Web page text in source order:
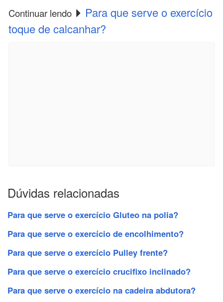
Continuar lendo
Para que serve o exercício
toque de calcanhar?
Dúvidas relacionadas
Para que serve o exercício Gluteo na polia?
Para que serve o exercício de encolhimento?
Para que serve o exercício Pulley frente?
Para que serve o exercício crucifixo inclinado?
Para que serve o exercício na cadeira abdutora?